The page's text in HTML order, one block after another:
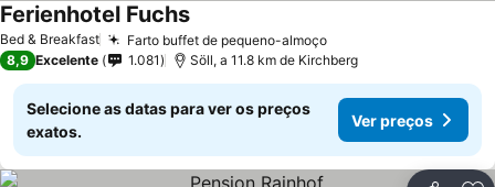
Bed & Breakfast Farto buffet de pequeno-almoço
Ferienhotel Fuchs
8,9 Excelente 1.081 Söll, a 11.8 km de Kirchberg
Selecione as datas para ver os preços
exatos.
Ver preços